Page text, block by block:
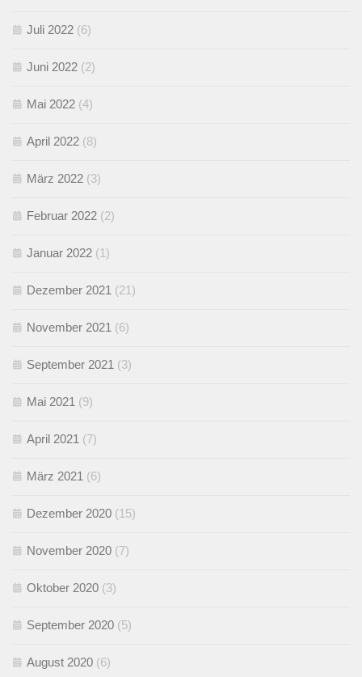
Juli 2022 (6)
Juni 2022 (2)
Mai 2022 (4)
April 2022 (8)
März 2022 (3)
Februar 2022 (2)
Januar 2022 (1)
Dezember 2021 (21)
November 2021 (6)
September 2021 (3)
Mai 2021 (9)
April 2021 (7)
März 2021 (6)
Dezember 2020 (15)
November 2020 (7)
Oktober 2020 (3)
September 2020 (5)
August 2020 (6)